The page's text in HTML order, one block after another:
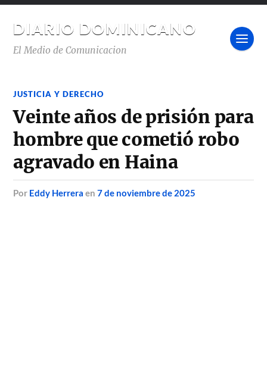
DIARIO DOMINICANO
El Medio de Comunicacion
JUSTICIA Y DERECHO
Veinte años de prisión para
hombre que cometió robo
agravado en Haina
por Eddy Herrera en7 de noviembre de 2025